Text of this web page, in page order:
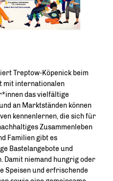
Treptow-Köpenick beim
mit internationalen
das vielfältige
an Marktständen können
kennenlernen, die sich für
Zusammenleben
Familien gibt es
Bastelangebote und
Damit niemand hungrig oder
Speisen und erfrischende